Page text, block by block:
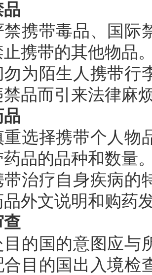
品
带毒品、国际禁
携带的其他物品
陌生人携带行李
品而引来法律麻
品
择携带个人物品
药品的品种和数量
疗自身疾病的特
外文说明和购药
查
国的意图应与所
合目的国出入境检